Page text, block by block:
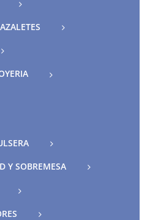
Y SOBREMESA